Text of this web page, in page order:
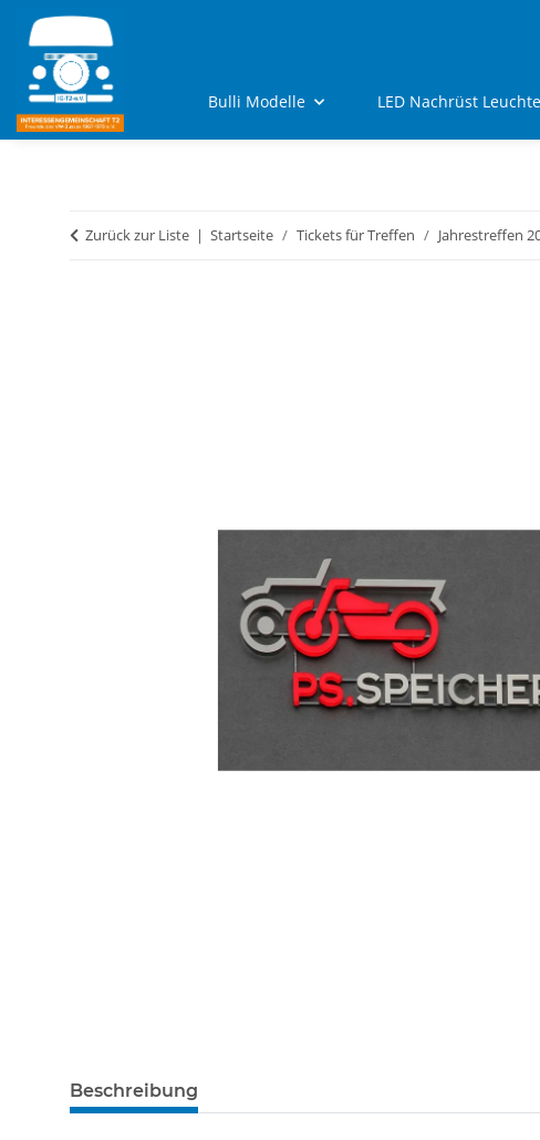
Bulli Modelle LED Nachrüst
Zurück zur Liste Startseite Tickets für Treffen Jahrestreffen
Beschreibung